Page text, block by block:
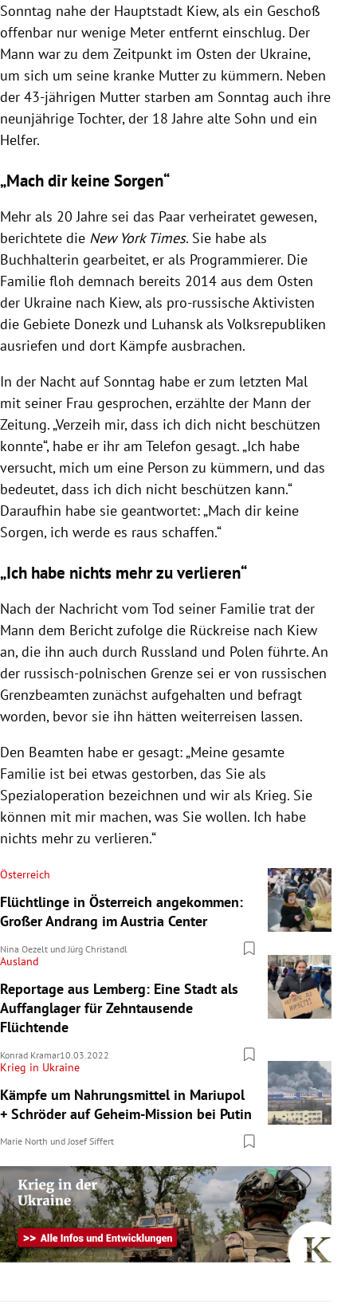
Sonntag nahe der Hauptstadt Kiew, als ein Geschoß
offenbar nur wenige Meter entfernt einschlug. Der
Mann war zu dem Zeitpunkt im Osten der Ukraine,
um sich um seine kranke Mutter zu kümmern. Neben
der 43-jährigen Mutter starben am Sonntag auch ihre
neunjährige Tochter, der 18 Jahre alte Sohn und ein
Helfer.
„Mach dir keine Sorgen“
Mehr als 20 Jahre sei das Paar verheiratet gewesen,
berichtete die New York Times. Sie habe als
Buchhalterin gearbeitet, er als Programmierer. Die
Familie floh demnach bereits 2014 aus dem Osten
der Ukraine nach Kiew, als pro-russische Aktivisten
die Gebiete Donezk und Luhansk als Volksrepubliken
ausriefen und dort Kämpfe ausbrachen.
In der Nacht auf Sonntag habe er zum letzten Mal
mit seiner Frau gesprochen, erzählte der Mann der
Zeitung. „Verzeih mir, dass ich dich nicht beschützen
konnte“, habe er ihr am Telefon gesagt. „Ich habe
versucht, mich um eine Person zu kümmern, und das
bedeutet, dass ich dich nicht beschützen kann.“
Daraufhin habe sie geantwortet: „Mach dir keine
Sorgen, ich werde es raus schaffen.“
„Ich habe nichts mehr zu verlieren“
Nach der Nachricht vom Tod seiner Familie trat der
Mann dem Bericht zufolge die Rückreise nach Kiew
an, die ihn auch durch Russland und Polen führte. An
der russisch-polnischen Grenze sei er von russischen
Grenzbeamten zunächst aufgehalten und befragt
worden, bevor sie ihn hätten weiterreisen lassen.
Den Beamten habe er gesagt: „Meine gesamte
Familie ist bei etwas gestorben, das Sie als
Spezialoperation bezeichnen und wir als Krieg. Sie
können mit mir machen, was Sie wollen. Ich habe
nichts mehr zu verlieren.“
Österreich
Flüchtlinge in Österreich angekommen:
Großer Andrang im Austria Center
Nina Oezelt und Jürg Christandl
Ausland
Reportage aus Lemberg: Eine Stadt als
Auffanglager für Zehntausende
Flüchtende
Konrad Kramar10.03.2022
Krieg in Ukraine
Kämpfe um Nahrungsmittel in Mariupol
+ Schröder auf Geheim-Mission bei Putin
Marie North undJosef Siffert